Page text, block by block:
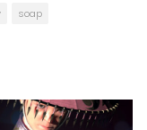
soap